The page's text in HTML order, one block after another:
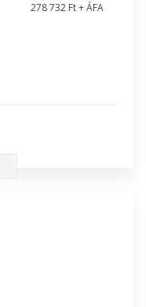
278 732 Ft + ÁFA